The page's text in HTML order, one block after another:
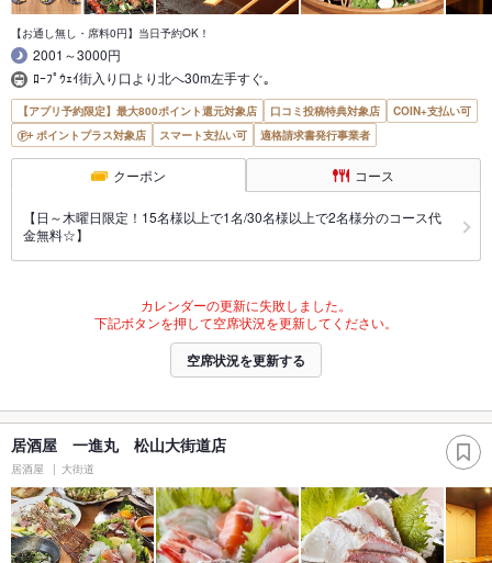
【お通し無し・席料0円】当日予約OK！
2001～3000円
ﾛｰﾌﾟｳｪｲ街入り口より北へ30m左手すぐ｡
【アプリ予約限定】最大800ポイント還元対象店 口コミ投稿特典対象店
COIN+支払い可
ポイントプラス対象店
スマート支払い可 適格請求書発行事業者
クーポン コース
【日～木曜日限定！15名様以上で1名/30名様以上で2名様分のコース代
金無料☆】
カレンダーの更新に失敗しました。
下記ボタンを押して空席状況を更新してください。
空席状況を更新する
居酒屋 一進丸 松山大街道店
居酒屋 大街道